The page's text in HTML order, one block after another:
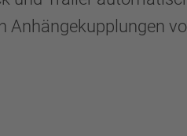
Anhängekupplungen